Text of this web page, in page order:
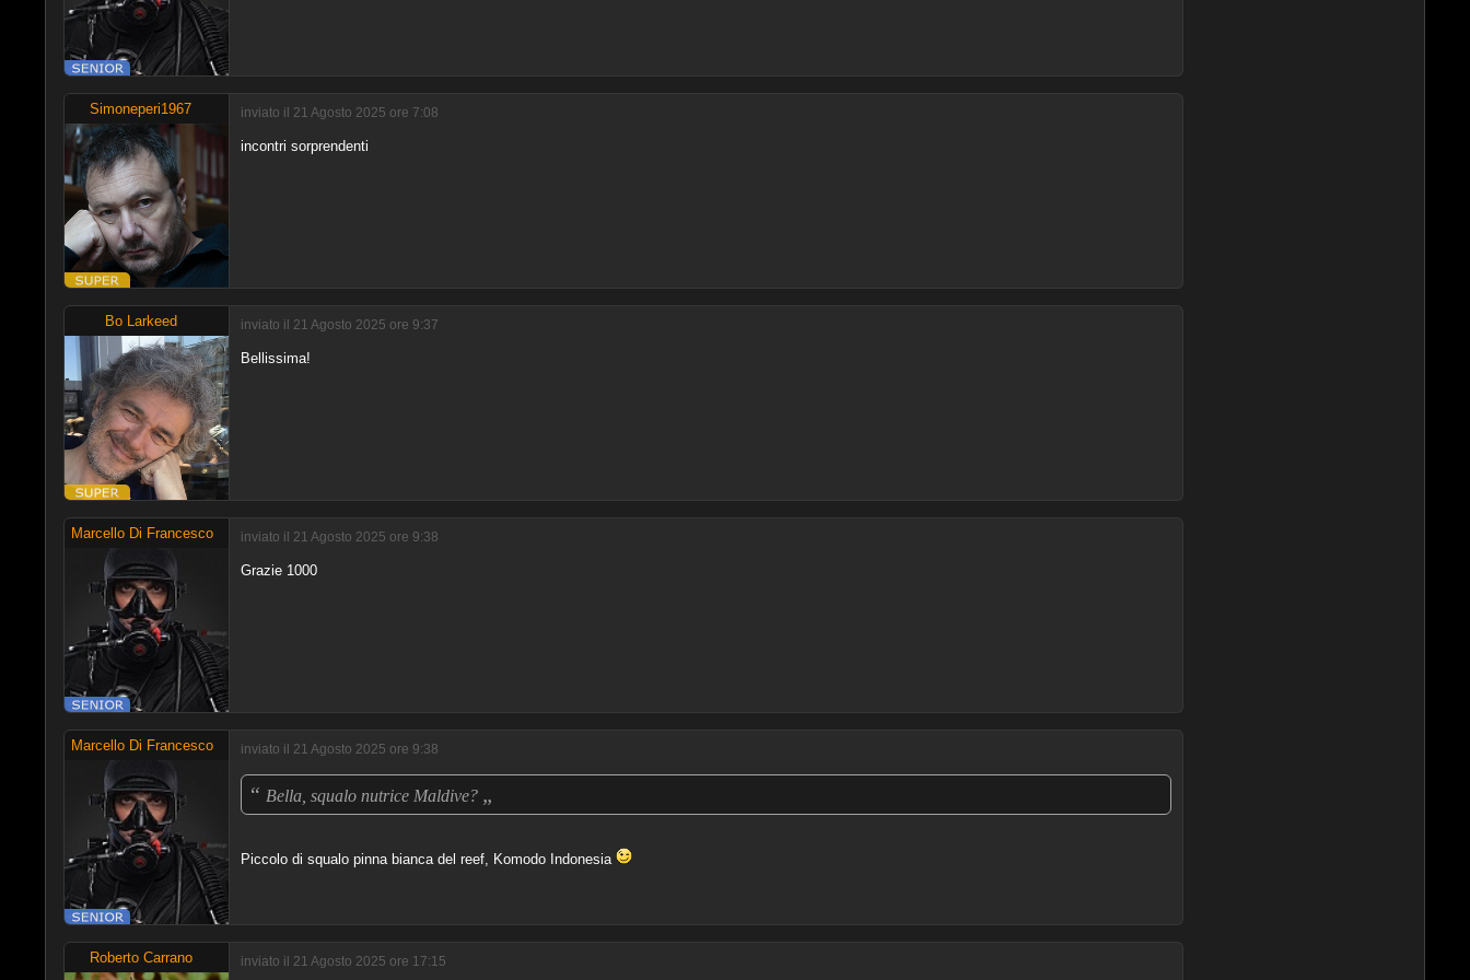
Simoneperi1967 inviato il 21 Agosto 2025 ore 7:08
incontri sorprendenti
Bo Larkeed inviato il 21 Agosto 2025 ore 9:37
Bellissima!
Marcello Di Francesco inviato il 21 Agosto 2025 ore 9:38
Grazie 1000
Marcello Di Francesco inviato il 21 Agosto 2025 ore 9:38
“ Bella, squalo nutrice Maldive? „
Piccolo di squalo pinna bianca del reef, Komodo Indonesia
Roberto Carrano inviato il 21 Agosto 2025 ore 17:15